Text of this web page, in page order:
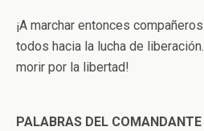
¡A marchar entonces
todos hacia la lucha de
morir por la libertad!
PALABRAS DEL